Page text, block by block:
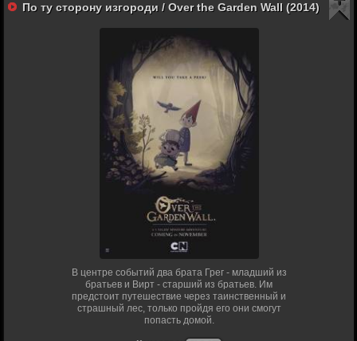
По ту сторону изгороди / Over the Garden Wall (2014)
В центре событий два брата Грег - младший из
братьев и Вирт - старший из братьев. Им
предстоит путешествие через таинственный и
страшный лес, только пройдя его они смогут
попасть домой.